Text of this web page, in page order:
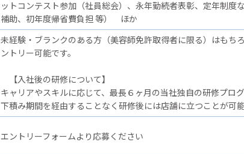
ットコンテスト参加（社員総会）、永年勤続者表彰、定年制度
補助、初年度帰省費負担 等） ほか
未経験・ブランクのある方（美容師免許取得者に限る）はもち
ントリー可能です。
【入社後の研修について】
キャリアやスキルに応じて、最長６ヶ月の当社独自の研修プロ
下積み期間を経由することなく研修後には店舗に立つことが可
エントリーフォームより応募ください